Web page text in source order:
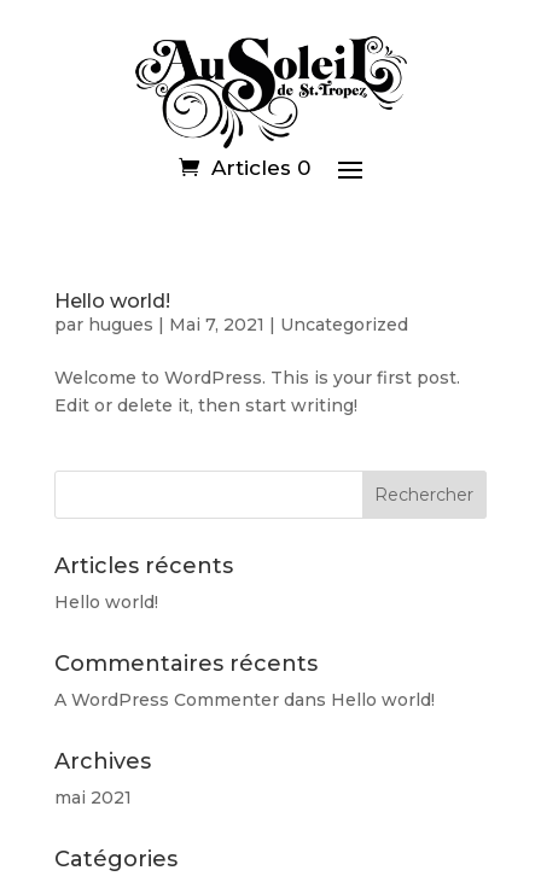
Articles 0
Hello world!
par hugues | Mai 7, 2021 | Uncategorized
Welcome to WordPress. This is your first post.
Edit or delete it, then start writing!
Articles récents
Hello world!
Commentaires récents
A WordPress Commenterdans Hello world!
Archives
mai 2021
Catégories